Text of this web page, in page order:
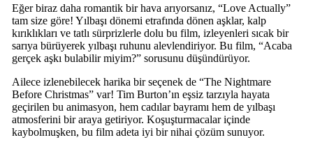
Eğer biraz daha romantik bir hava arıyorsanız, “Love Actually”
tam size göre! Yılbaşı dönemi etrafında dönen aşklar, kalp
kırıklıkları ve tatlı sürprizlerle dolu bu film, izleyenleri sıcak bir
sarıya bürüyerek yılbaşı ruhunu alevlendiriyor. Bu film, “Acaba
gerçek aşkı bulabilir miyim?” sorusunu düşündürüyor.
Ailece izlenebilecek harika bir seçenek de “The Nightmare
Before Christmas” var! Tim Burton’ın eşsiz tarzıyla hayata
geçirilen bu animasyon, hem cadılar bayramı hem de yılbaşı
atmosferini bir araya getiriyor. Koşuşturmacalar içinde
kaybolmuşken, bu film adeta iyi bir nihai çözüm sunuyor.